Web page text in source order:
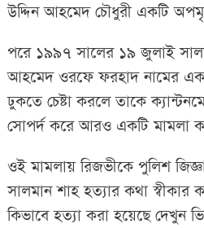
উদ্দিন আহমেদ চৌধুরী একটি
পরে ১৯৯৭ সালের ১৯ জুলাই
আহমেদ ওরফে ফরহাদ নামের এক
ঢুকতে চেষ্টা করলে তাকে
সোপর্দ করে আরও একটি মামলা
ওই মামলায় রিজভীকে পুলিশ
সালমান শাহ হত্যার কথা স্বীকার
কিভাবে হত্যা করা হয়েছে দেখুন